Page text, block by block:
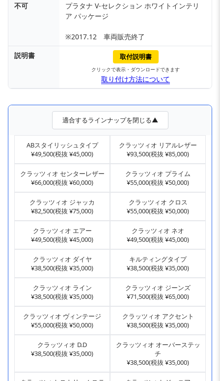
不可
プラタナ V-セレクション ホワイトインテリ
ア パッケージ
※2017.12 車両販売終了
説明書
取付説明書
クリックで表示・ダウンロードできます
取り付け方法について
適合するラインナップを閉じる▲
ABスタイリッシュタイプ
¥49,500(税抜 ¥45,000)
クラッツィオ リアルレザー
¥93,500(税抜 ¥85,000)
クラッツィオ センターレザー
¥66,000(税抜 ¥60,000)
クラッツィオ プライム
¥55,000(税抜 ¥50,000)
クラッツィオ ジャッカ
¥82,500(税抜 ¥75,000)
クラッツィオ クロス
¥55,000(税抜 ¥50,000)
クラッツィオ エアー
¥49,500(税抜 ¥45,000)
クラッツィオ ネオ
¥49,500(税抜 ¥45,000)
クラッツィオ ダイヤ
¥38,500(税抜 ¥35,000)
キルティングタイプ
¥38,500(税抜 ¥35,000)
クラッツィオ ライン
¥38,500(税抜 ¥35,000)
クラッツィオ ジーンズ
¥71,500(税抜 ¥65,000)
クラッツィオ ヴィンテージ
¥55,000(税抜 ¥50,000)
クラッツィオ アクセント
¥38,500(税抜 ¥35,000)
クラッツィオ D.D
¥38,500(税抜 ¥35,000)
クラッツィオ オーバーステッ
チ
¥38,500(税抜 ¥35,000)